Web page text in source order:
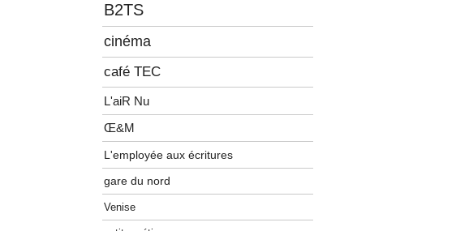
B2TS
cinéma
café TEC
L'aiR Nu
Œ&M
L'employée aux écritures
gare du nord
Venise